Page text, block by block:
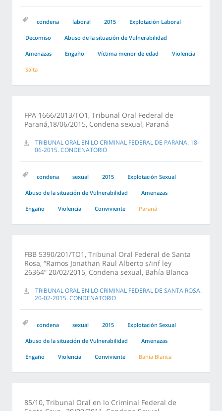
condena laboral 2015 Explotación Laboral
Decomiso Abuso de la situación de Vulnerabilidad
Amenazas Engaño Víctima menor de edad Violencia
Salta
FPA 1666/2013/TO1, Tribunal Oral Federal de
Paraná,18/06/2015, Condena sexual, Paraná
TRIBUNAL ORAL EN LO CRIMINAL FEDERAL DE PARANA. 18-
06-2015. CONDENATORIO
condena sexual 2015 Explotación Sexual
Abuso de la situación de Vulnerabilidad Amenazas
Engaño Violencia Conviviente Paraná
FBB 5390/201/TO1, Tribunal Oral Federal de Santa
Rosa, “Ramos Jonathan Raul Alberto s/inf ley
26364” 20/02/2015, Condena sexual, Bahía Blanca
TRIBUNAL ORAL EN LO CRIMINAL FEDERAL DE SANTA ROSA.
20-02-2015. CONDENATORIO
condena sexual 2015 Explotación Sexual
Abuso de la situación de Vulnerabilidad Amenazas
Engaño Violencia Conviviente Bahía Blanca
85/10, Tribunal Oral en lo Criminal Federal de